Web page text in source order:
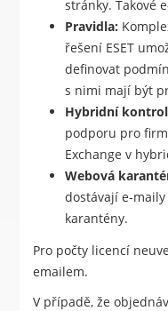
stránky. Takové
Pravidla:
řešení ESET
definovat
s nimi mají být
Hybridní
podporu pro
Exchange v
Webová
dostávají e-
karantény.
Pro počty licencí
emailem.
V případě, že